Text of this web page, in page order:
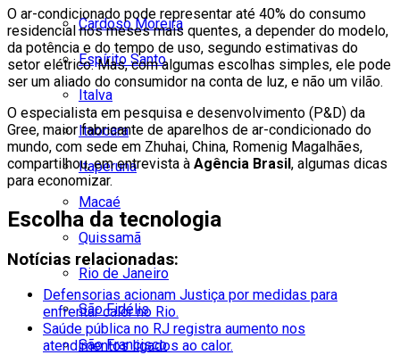
Cardoso Moreira
Espírito Santo
Italva
Itaocara
Itaperuna
Macaé
Quissamã
Rio de Janeiro
São Fidélis
São Francisco
O ar-condicionado pode representar até 40% do consumo
residencial nos meses mais quentes, a depender do modelo,
da potência e do tempo de uso, segundo estimativas do
setor elétrico. Mas, com algumas escolhas simples, ele pode
ser um aliado do consumidor na conta de luz, e não um vilão.
O especialista em pesquisa e desenvolvimento (P&D) da
Gree, maior fabricante de aparelhos de ar-condicionado do
mundo, com sede em Zhuhai, China, Romenig Magalhães,
compartilhou, em entrevista à Agência Brasil, algumas dicas
para economizar.
Escolha da tecnologia
Notícias relacionadas:
Defensorias acionam Justiça por medidas para
enfrentar calor no Rio.
Saúde pública no RJ registra aumento nos
atendimentos ligados ao calor.